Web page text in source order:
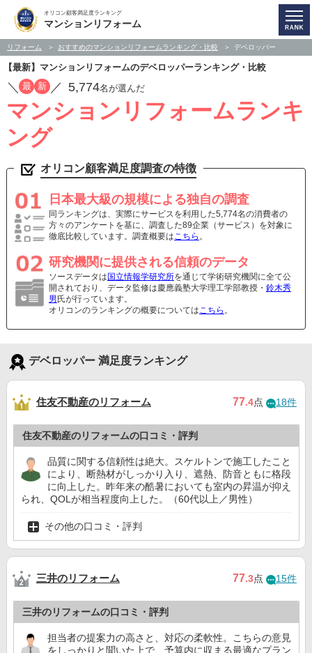
オリコン顧客満足度ランキング
マンションリフォーム
リフォーム おすすめのマンションリフォームランキング・比較 デベロッパー
【最新】マンションリフォームのデベロッパーランキング・比較
／ 最 新 ／ 5,774名が選んだ
マンションリフォームランキ
ング
オリコン顧客満足度調査の特徴
日本最大級の規模による独自の調査
同ランキングは、実際にサービスを利用した5,774名の消費者の
方々のアンケートを基に、調査した89企業（サービス）を対象に
徹底比較しています。調査概要はこちら 。
研究機関に提供される信頼のデータ
ソースデータは 国立情報学研究所を通じて学術研究機関に全て公
開されており、データ監修は慶應義塾大学理工学部教授・ 鈴木秀
男 氏が行っています。
オリコンのランキングの概要についてはこちら 。
デベロッパー 満足度ランキング
住友不動産のリフォーム 77.4点 18件
住友不動産のリフォームの口コミ・評判
品質に関する信頼性は絶大。スケルトンで施工したこと
により、断熱材がしっかり入り、遮熱、防音ともに格段
に向上した。昨年来の酷暑においても室内の昇温が抑え
られ、QOLが相当程度向上した。（60代以上／男性）
その他の口コミ・評判
三井のリフォーム 77.3点 15件
三井のリフォームの口コミ・評判
担当者の提案力の高さと、対応の柔軟性。こちらの意見
をしっかりと聞いた上で、予算内に収まる最適なプラン